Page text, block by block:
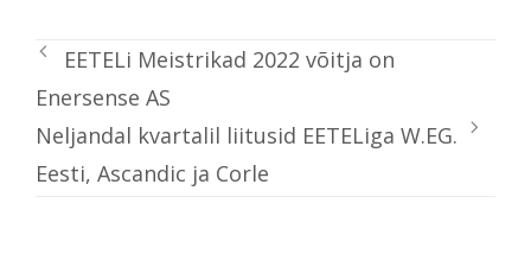
EETELi Meistrikad 2022 võitja on
Enersense AS
Neljandal kvartalil liitusid EETELiga W.EG.
Eesti, Ascandic ja Corle